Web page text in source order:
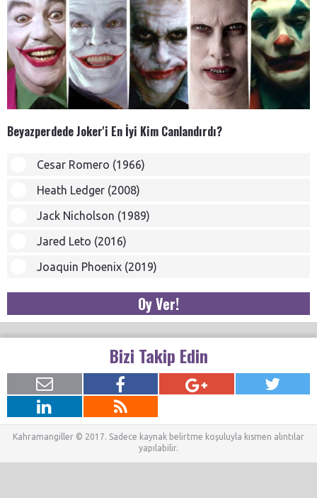
Beyazperdede Joker'i En İyi Kim Canlandırdı?
Cesar Romero (1966)
Heath Ledger (2008)
Jack Nicholson (1989)
Jared Leto (2016)
Joaquin Phoenix (2019)
Oy Ver!
Bizi Takip Edin
Kahramangiller © 2017. Sadece kaynak belirtme koşuluyla kısmen alıntılar
yapılabilir.